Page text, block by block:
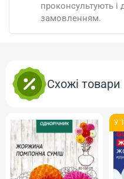
проконсультують
замовленням.
Схожі товари
У